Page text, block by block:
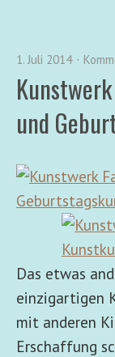
1. Juli 2014
und
Das etwas
einzigartigen
mit anderen
Erschaffung